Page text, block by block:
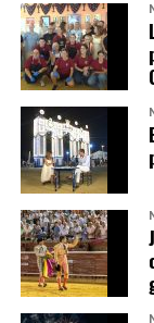
SEXTA
2026
hace 3 días·